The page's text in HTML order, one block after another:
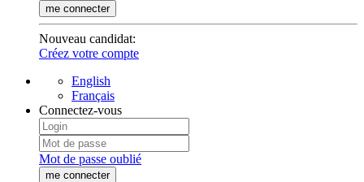
me connecter
Nouveau candidat:
Créez votre compte
English
Français
Connectez-vous
Mot de passe oublié
me connecter